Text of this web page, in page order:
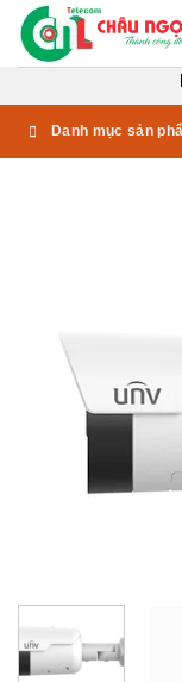
Bỏ
qua
Danh mục sản